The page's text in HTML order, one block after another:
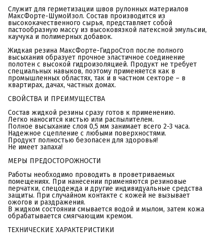
Cлужит для герметизации швов рулонных материалов
МаксФорте-ШумоИзол. Состав производится из
высококачественного сырья, представляет собой
пастообразную массу из высоковязкой латексной эмульсии,
каучука и полимерных добавок.
Жидкая резина МаксФорте-ГидроСтоп после полного
высыхания образует прочное эластичное соединение
полотен с высокой гидроизоляцией. Продукт не требует
специальных навыков, поэтому применяется как в
промышленных областях, так и в частном секторе – в
квартирах, дачах, частных домах.
СВОЙСТВА И ПРЕИМУЩЕСТВА
Состав жидкой резины сразу готов к применению.
Легко наносится кистью или распылителем.
Полное высыхание слоя 0,5 мм занимает всего 2-3 часа.
Надежное сцепление с любыми поверхностями.
Продукт полностью безопасен для здоровья!
Не имеет запаха!
МЕРЫ ПРЕДОСТОРОЖНОСТИ
Работы необходимо проводить в проветриваемых
помещениях. При нанесении применяются резиновые
перчатки, спецодежда и другие индивидуальные средства
защиты. При случайном контакте с кожей не вызывает
ожогов и раздражения.
В жидком состоянии смывается водой и мылом, затем кожа
обрабатывается смягчающим кремом.
ТЕХНИЧЕСКИЕ ХАРАКТЕРИСТИКИ